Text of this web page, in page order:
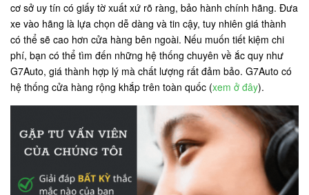
cơ sở uy tín có giấy tờ xuất xứ rõ ràng, bảo hành chính hãng. Đưa
xe vào hãng là lựa chọn dễ dàng và tin cậy, tuy nhiên giá thành
có thể sẽ cao hơn cửa hàng bên ngoài. Nếu muốn tiết kiệm chi
phí, bạn có thể tìm đến những hệ thống chuyên về ắc quy như
G7Auto, giá thành hợp lý mà chất lượng rất đảm bảo. G7Auto có
hệ thống cửa hàng rộng khắp trên toàn quốc (xem ở đây).